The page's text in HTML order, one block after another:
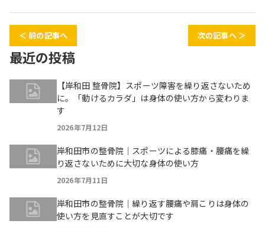
＜ 前の記事へ 次の記事へ ＞
最近の投稿
【岸和田 整骨院】スポーツ障害を繰り返さないため
に。「動けるカラダ」は身体の使い方から変わりま
す
2026年7月12日
岸和田市の整骨院｜スポーツによる膝痛・腰痛を繰
り返さないために大切な身体の使い方
2026年7月11日
岸和田市の整骨院｜繰り返す腰痛や肩こりは身体の
使い方を見直すことが大切です